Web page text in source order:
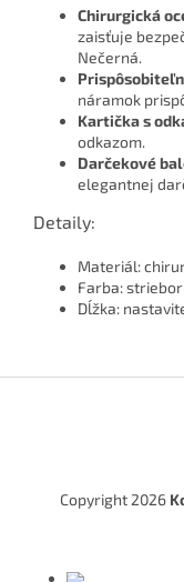
Chirurgická
zaisťuje
Nečerná.
náramok
Kartička s
odkazom.
Darčekové
elegantnej
Detaily:
Materiál:
Farba:
Dĺžka:
Copyright 2026